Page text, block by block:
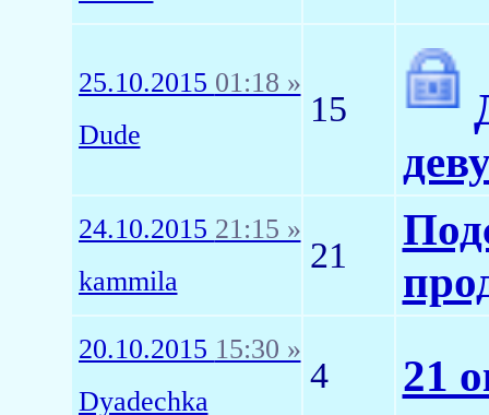
25.10.2015 01:18 »
Dude
15
24.10.2015 21:15 »
kammila
21
20.10.2015 15:30 »
Dyadechka
4 21